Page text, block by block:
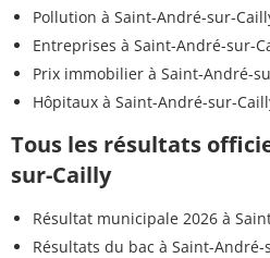
Pollution à Saint-André-sur-
Entreprises à Saint-André-sur-
Prix immobilier à Saint-André-
Hôpitaux à Saint-André-sur-
Tous les résultats
sur-Cailly
Résultat municipale 2026 à
Résultats du bac à Saint-André-